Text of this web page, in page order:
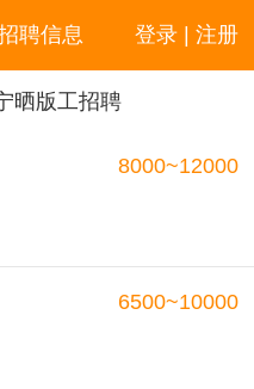
登录 | 注册
聘信息
晒版工招聘
8000~12000
6500~10000